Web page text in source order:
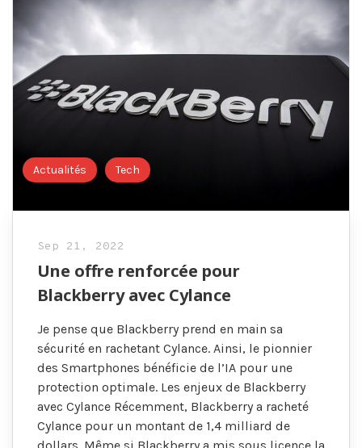
Actualités Tech
Sep 21, 2022
Une offre renforcée pour
Blackberry avec Cylance
Je pense que Blackberry prend en main sa
sécurité en rachetant Cylance. Ainsi, le pionnier
des Smartphones bénéficie de l’IA pour une
protection optimale. Les enjeux de Blackberry
avec Cylance Récemment, Blackberry a racheté
Cylance pour un montant de 1,4 milliard de